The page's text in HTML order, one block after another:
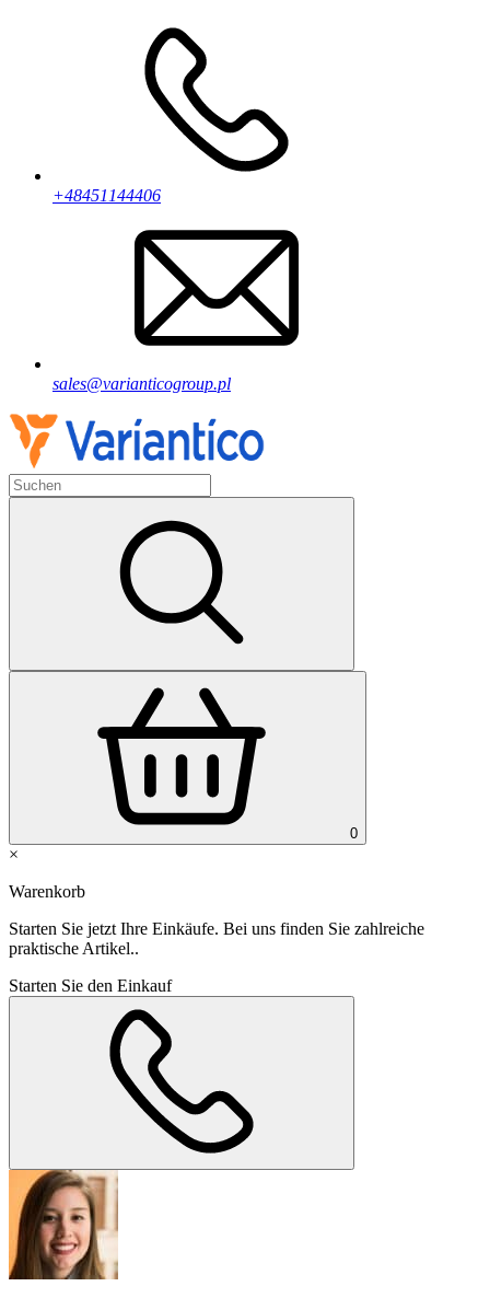
+48451144406
sales@varianticogroup.pl
0
×
Warenkorb
Starten Sie jetzt Ihre Einkäufe. Bei uns finden Sie zahlreiche
praktische Artikel..
Starten Sie den Einkauf